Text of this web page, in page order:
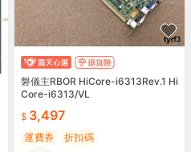
磐儀主RBOR HiCore-i6313Rev.1 Hi
Core-i6313/VL
3,497
運費券 折扣碼